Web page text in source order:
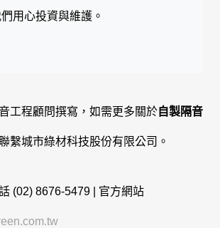
用心投資與維護。
工程顧問撰寫，如需更多關於自製隔音
繫城市綠材科技股份有限公司。
(02) 8676-5479 | 官方網站